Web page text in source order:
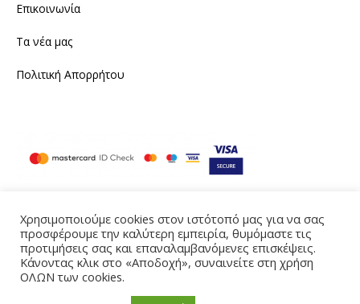
Επικοινωνία
Τα νέα μας
Πολιτική Απορρήτου
©2021 tailornine.gr. All rights reserved
InstagramFacebook
Produced by eTouch
Χρησιμοποιούμε cookies στον ιστότοπό μας για να σας
προσφέρουμε την καλύτερη εμπειρία, θυμόμαστε τις
προτιμήσεις σας και επαναλαμβανόμενες επισκέψεις.
Κάνοντας κλικ στο «Αποδοχή», συναινείτε στη χρήση
ΟΛΩΝ των cookies.